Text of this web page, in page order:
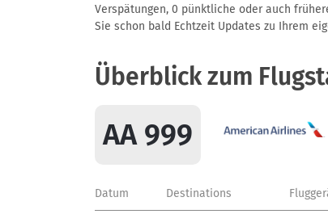
Verspätungen, 0 pünktliche oder auch
Sie schon bald Echtzeit Updates zu Ihrem
Überblick zum
AA 999
Datum Destinations